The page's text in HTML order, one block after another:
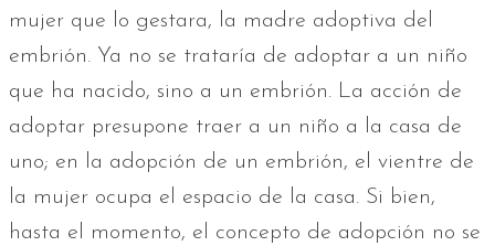
mujer que lo gestara, la madre adoptiva del
embrión. Ya no se trataría de adoptar a un niño
que ha nacido, sino a un embrión. La acción de
adoptar presupone traer a un niño a la casa de
uno; en la adopción de un embrión, el vientre de
la mujer ocupa el espacio de la casa. Si bien,
hasta el momento, el concepto de adopción no se